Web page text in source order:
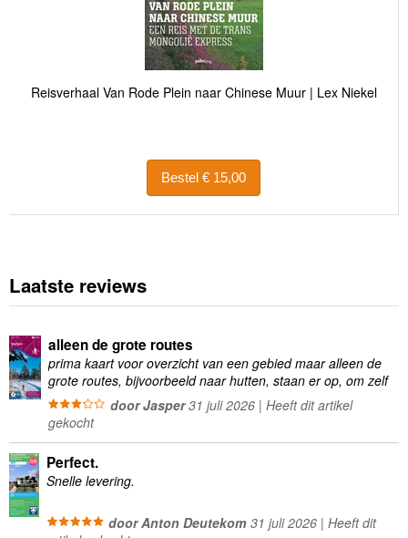
Reisverhaal Van Rode Plein naar Chinese Muur | Lex Niekel
Bestel € 15,00
Laatste reviews
alleen de grote routes
prima kaart voor overzicht van een gebied maar alleen de
grote routes, bijvoorbeeld naar hutten, staan er op, om zelf
wandelingen te plannen minder geschikt
door Jasper31 juli 2026 | Heeft dit artikel
gekocht
Perfect.
Snelle levering.
door Anton Deutekom31 juli 2026 | Heeft dit